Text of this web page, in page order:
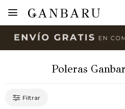

Poleras